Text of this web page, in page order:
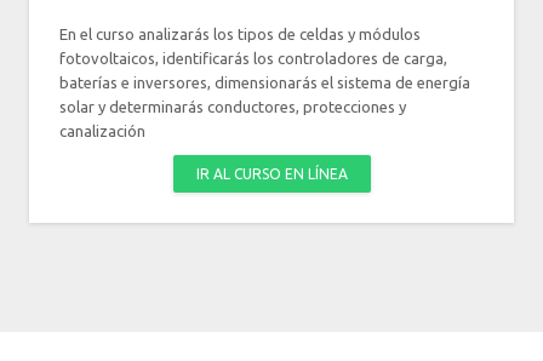
En el curso analizarás los tipos de celdas y módulos
fotovoltaicos, identificarás los controladores de carga,
baterías e inversores, dimensionarás el sistema de energía
solar y determinarás conductores, protecciones y
canalización
IR AL CURSO EN LÍNEA